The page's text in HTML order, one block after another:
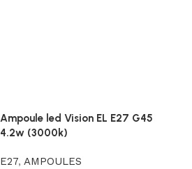
Ampoule led Vision EL E27 G45
4.2w (3000k)
E27, AMPOULES